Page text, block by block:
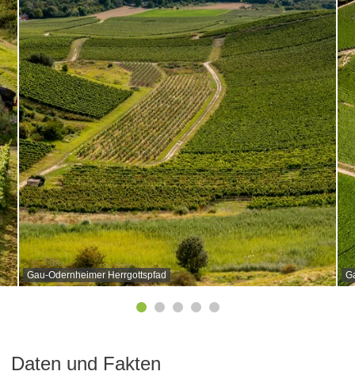
Gau-Odernheimer Herrgottspfad
Daten und Fakten